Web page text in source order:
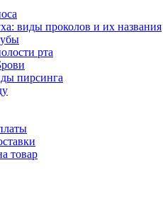
виды проколов и их названия
рта
пирсинга
товар